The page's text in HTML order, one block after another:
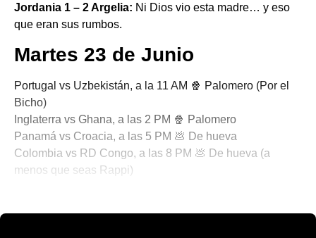
Jordania 1 – 2 Argelia: Ni Dios vio esta madre… y eso
que eran sus rumbos.
Martes 23 de Junio
Portugal vs Uzbekistán, a la 11 AM 🍿 Palomero (Por el
Bicho)
Inglaterra vs Ghana, a las 2 PM 🍿 Palomero
Panamá vs Croacia, a las 5 PM 💩 De hueva
Colombia vs RD Congo, a las 8 PM 💩 De hueva (a
menos que seas Rappi)